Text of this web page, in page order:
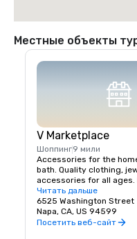
Местные объекты
V Marketplace
Шоппинг9 мили
Accessories for the
bath. Quality clothing,
accessories for all ages.
gourmet foods,
wine tasting. Romantic
collectibles from Napa
the world,
Читать дальше
6525 Washington Street
Napa, CA, US 94599
Посетить веб-сайт